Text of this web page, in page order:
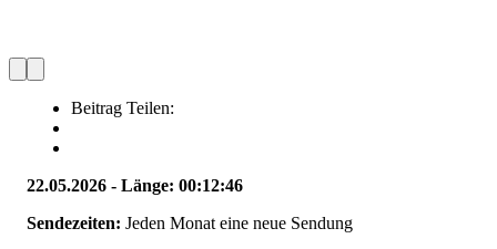
Beitrag Teilen:
22.05.2026 - Länge: 00:12:46
Sendezeiten: Jeden Monat eine neue Sendung